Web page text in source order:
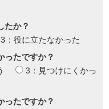
たか？
3：役に立たなかった
ったですか？
3：見つけにくかっ
ったですか？